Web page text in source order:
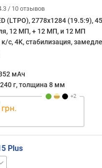
/ 10 отзывов
(LTPO), 2778x1284 (19.5:9),
12 МП, + 12 МП, и 12 МП
с, 4K, стабилизация,
мАч
г, толщина 8 мм
грн.
Plus